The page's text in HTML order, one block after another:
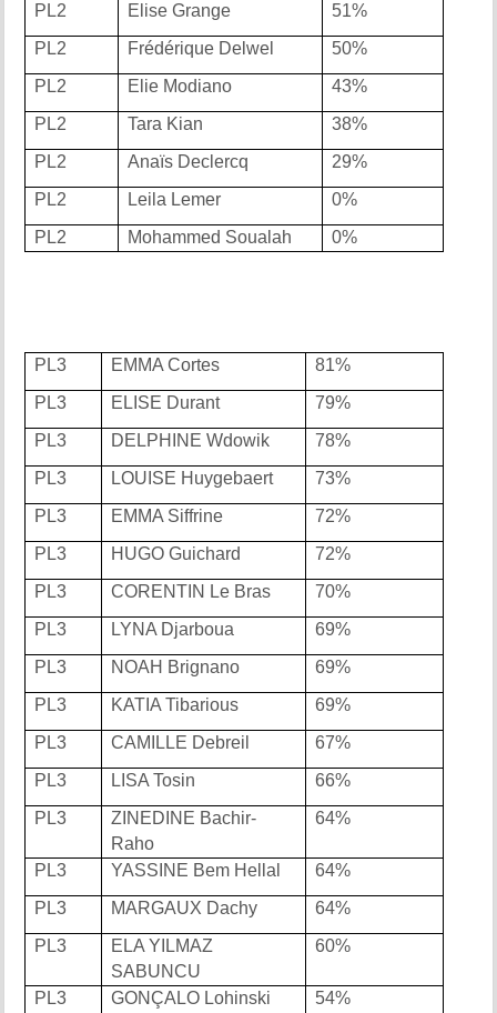
PL2
Elise Grange
51%
PL2
Frédérique Delwel
50%
PL2
Elie Modiano
43%
PL2
Tara Kian
38%
PL2
Anaïs Declercq
29%
PL2
Leila Lemer
0%
PL2
Mohammed Soualah 0%
PL3 EMMA Cortes
81%
PL3
ELISE Durant
79%
PL3
DELPHINE Wdowik
78%
PL3
LOUISE Huygebaert
73%
PL3
EMMA Siffrine
72%
PL3
HUGO Guichard
72%
PL3
CORENTIN Le Bras
70%
PL3
LYNA Djarboua
69%
PL3
NOAH Brignano
69%
PL3
KATIA Tibarious
69%
PL3
CAMILLE Debreil
67%
PL3
LISA Tosin
66%
PL3
ZINEDINE Bachir-
Raho
64%
PL3 YASSINE Bem Hellal
64%
PL3
MARGAUX Dachy
64%
PL3
ELA YILMAZ
SABUNCU
60%
PL3 GONÇALO Lohinski 54%